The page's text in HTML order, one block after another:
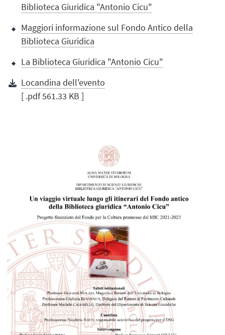
Biblioteca Giuridica "Antonio Cicu"
Maggiori informazione sul Fondo Antico della
Biblioteca Giuridica
La Biblioteca Giuridica "Antonio Cicu"
Locandina dell'evento
[ .pdf 561.33 KB ]